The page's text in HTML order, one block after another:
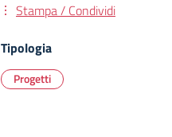
Stampa / Condividi
Tipologia
Progetti